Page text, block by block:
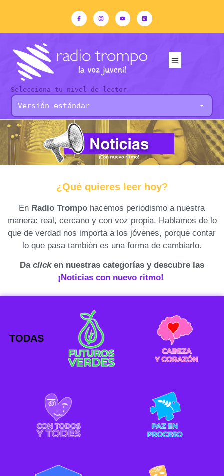
Selecciona tu nivel de lector
¿Qué quieres leer hoy?
En Radio Trompo hacemos periodismo a nuestra
manera: real, cercano y con voz propia. Hablamos de lo
que de verdad nos importa a los jóvenes, porque contar
lo que pasa también es una forma de cambiarlo.
Da clicken nuestras categorías y descubre las
¡Noticias con nuevo ritmo!
TODAS